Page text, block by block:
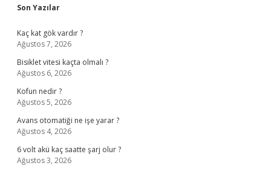
Sidebar
Son Yazılar
Kaç kat gök vardır ?
Ağustos 7, 2026
Bisiklet vitesi kaçta olmalı ?
Ağustos 6, 2026
Kofun nedir ?
Ağustos 5, 2026
Avans otomatiği ne işe yarar ?
Ağustos 4, 2026
6 volt akü kaç saatte şarj olur ?
Ağustos 3, 2026